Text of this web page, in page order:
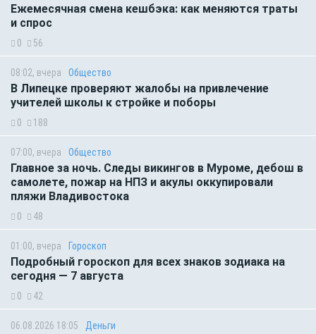
Ежемесячная смена кешбэка: как меняются траты
и спрос
0 56
08:02, вчера Общество
В Липецке проверяют жалобы на привлечение
учителей школы к стройке и поборы
0 188
07:00, вчера Общество
Главное за ночь. Следы викингов в Муроме, дебош в
самолете, пожар на НПЗ и акулы оккупировали
пляжи Владивостока
0 48
01:00, вчера Гороскоп
Подробный гороскоп для всех знаков зодиака на
сегодня — 7 августа
0 42
06.08.2026 18:05 Деньги